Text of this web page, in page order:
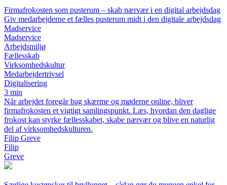
Firmafrokosten som pusterum – skab nærvær i en digital arbejdsdag
Giv medarbejderne et fælles pusterum midt i den digitale arbejdsdag
Madservice
Madservice
Arbejdsmiljø
Fællesskab
Virksomhedskultur
Medarbejdertrivsel
Digitalisering
3 min
Når arbejdet foregår bag skærme og møderne online, bliver
firmafrokosten et vigtigt samlingspunkt. Læs, hvordan den daglige
frokost kan styrke fællesskabet, skabe nærvær og blive en naturlig
del af virksomhedskulturen.
Filip Greve
Filip
Greve